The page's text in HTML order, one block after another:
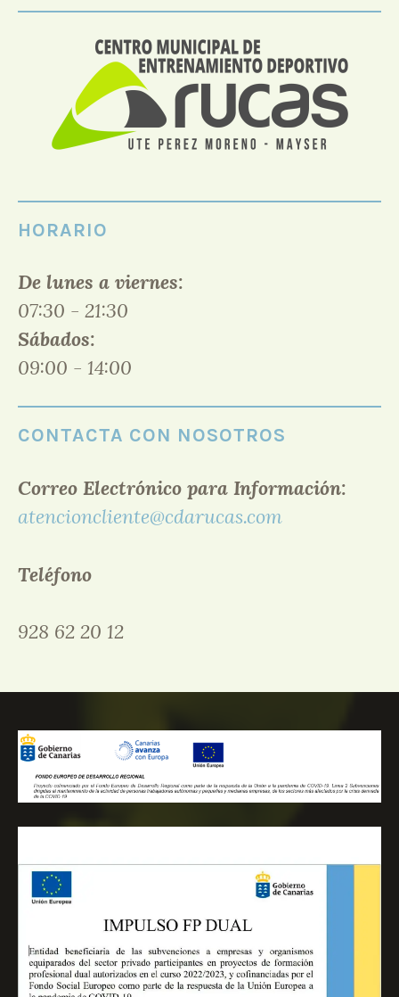
HORARIO
De lunes a viernes:
07:30 - 21:30
Sábados:
09:00 - 14:00
CONTACTA CON NOSOTROS
Correo Electrónico para Información:
atencioncliente@cdarucas.com
Teléfono
928 62 20 12